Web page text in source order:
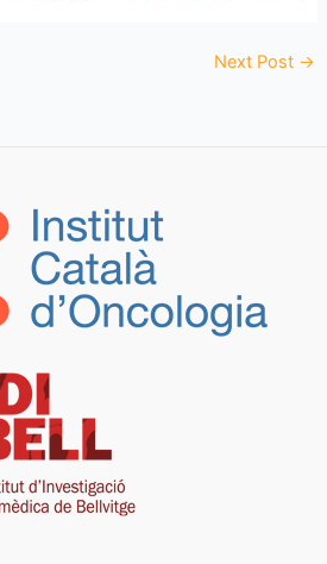
Next Post →